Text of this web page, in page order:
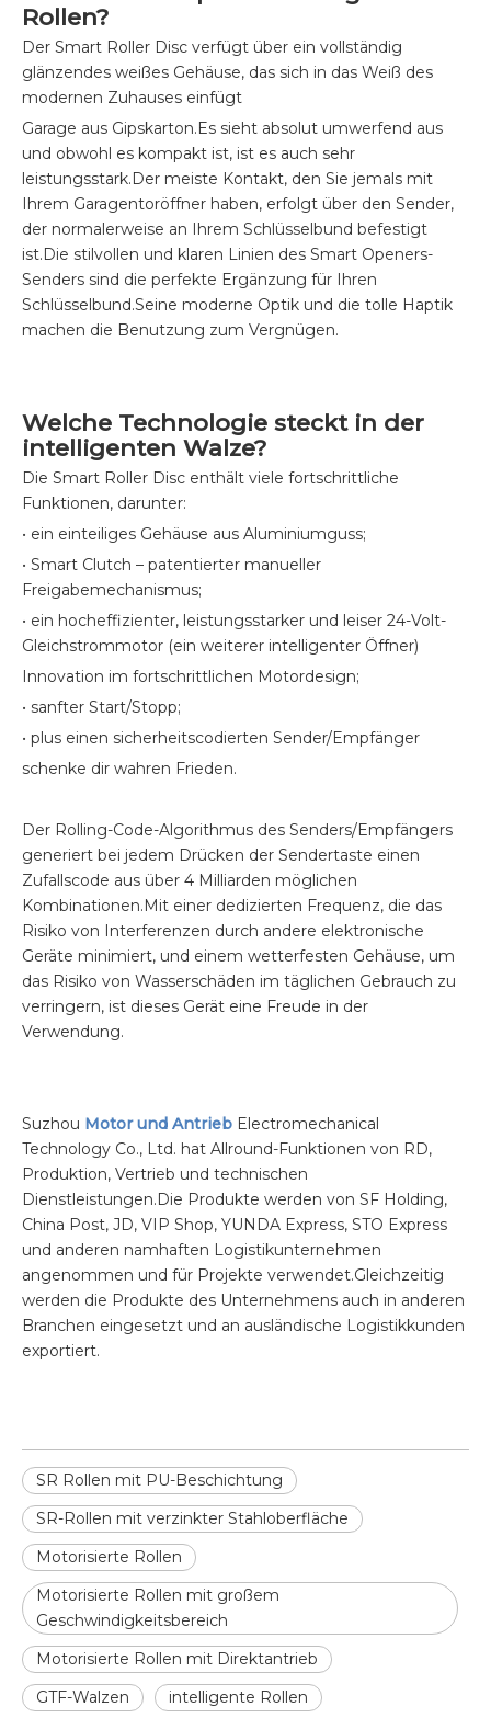
Rollen?
Der Smart Roller Disc verfügt über ein vollständig
glänzendes weißes Gehäuse, das sich in das Weiß des
modernen Zuhauses einfügt
Garage aus Gipskarton.Es sieht absolut umwerfend aus
und obwohl es kompakt ist, ist es auch sehr
leistungsstark.Der meiste Kontakt, den Sie jemals mit
Ihrem Garagentoröffner haben, erfolgt über den Sender,
der normalerweise an Ihrem Schlüsselbund befestigt
ist.Die stilvollen und klaren Linien des Smart Openers-
Senders sind die perfekte Ergänzung für Ihren
Schlüsselbund.Seine moderne Optik und die tolle Haptik
machen die Benutzung zum Vergnügen.
Welche Technologie steckt in der
intelligenten Walze?
Die Smart Roller Disc enthält viele fortschrittliche
Funktionen, darunter:
• ein einteiliges Gehäuse aus Aluminiumguss;
• Smart Clutch – patentierter manueller
Freigabemechanismus;
• ein hocheffizienter, leistungsstarker und leiser 24-Volt-
Gleichstrommotor (ein weiterer intelligenter Öffner)
Innovation im fortschrittlichen Motordesign;
• sanfter Start/Stopp;
• plus einen sicherheitscodierten Sender/Empfänger
schenke dir wahren Frieden.
Der Rolling-Code-Algorithmus des Senders/Empfängers
generiert bei jedem Drücken der Sendertaste einen
Zufallscode aus über 4 Milliarden möglichen
Kombinationen.Mit einer dedizierten Frequenz, die das
Risiko von Interferenzen durch andere elektronische
Geräte minimiert, und einem wetterfesten Gehäuse, um
das Risiko von Wasserschäden im täglichen Gebrauch zu
verringern, ist dieses Gerät eine Freude in der
Verwendung.
Suzhou Motor und Antrieb Electromechanical
Technology Co., Ltd. hat Allround-Funktionen von RD,
Produktion, Vertrieb und technischen
Dienstleistungen.Die Produkte werden von SF Holding,
China Post, JD, VIP Shop, YUNDA Express, STO Express
und anderen namhaften Logistikunternehmen
angenommen und für Projekte verwendet.Gleichzeitig
werden die Produkte des Unternehmens auch in anderen
Branchen eingesetzt und an ausländische Logistikkunden
exportiert.
SR Rollen mit PU-Beschichtung
SR-Rollen mit verzinkter Stahloberfläche
Motorisierte Rollen
Motorisierte Rollen mit großem
Geschwindigkeitsbereich
Motorisierte Rollen mit Direktantrieb
GTF-Walzen
intelligente Rollen